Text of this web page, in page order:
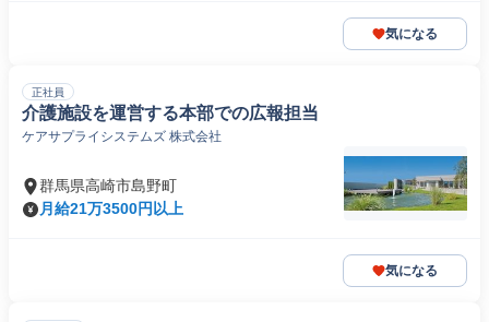
気になる
正社員
介護施設を運営する本部での広報担当
ケアサプライシステムズ 株式会社
群馬県高崎市島野町
月給21万3500円以上
気になる